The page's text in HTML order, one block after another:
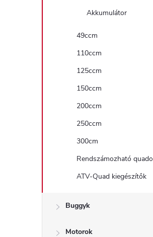
e
Akkumulátor
49ccm
110ccm
125ccm
150ccm
200ccm
250ccm
300cm
Rendszámozható
ATV-Quad kiegészítők
Buggyk
Motorok